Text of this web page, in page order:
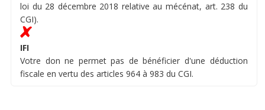
loi du 28 décembre 2018 relative au mécénat, art. 238 du
CGI).
IFI
Votre don ne permet pas de bénéficier d'une déduction
fiscale en vertu des articles 964 à 983 du CGI.